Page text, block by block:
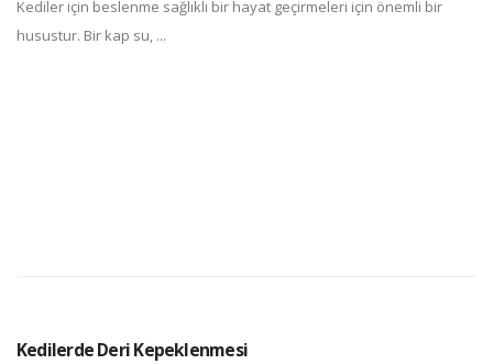
Kediler için beslenme sağlıklı bir hayat geçirmeleri için önemli bir
husustur. Bir kap su, ...
Kedilerde Deri Kepeklenmesi